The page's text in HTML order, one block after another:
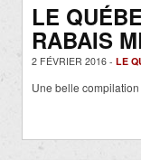
LE
RABAIS
2 FÉVRIER 2016 - LE
Une belle